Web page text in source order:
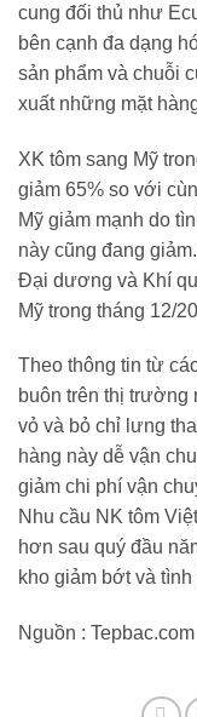
cung đối thủ như
bên cạnh đa dạng
sản phẩm và chuỗi
xuất những mặt
XK tôm sang Mỹ
giảm 65% so với
Mỹ giảm mạnh do
này cũng đang
Đại dương và Khí
Mỹ trong tháng 12/
Theo thông tin từ
buôn trên thị trường
vỏ và bỏ chỉ lưng
hàng này dễ vận
giảm chi phí vận
Nhu cầu NK tôm
hơn sau quý đầu
kho giảm bớt và
Nguồn : Tepbac.com